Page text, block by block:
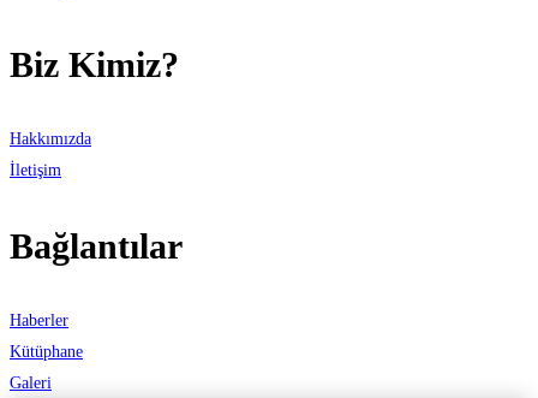
Biz Kimiz?
Hakkımızda
İletişim
Bağlantılar
Haberler
Kütüphane
Galeri